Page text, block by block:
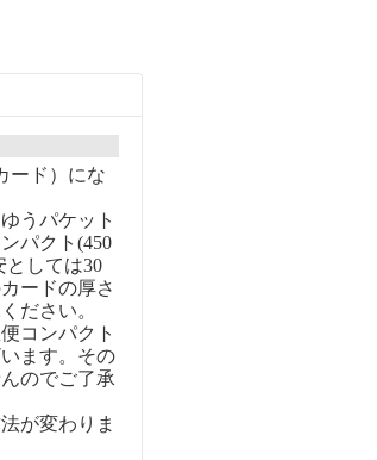
ード）にな
うパケット
パクト(450
としては30
ードの厚さ
ださい。
コンパクト
ます。その
のでご了承
が変わりま